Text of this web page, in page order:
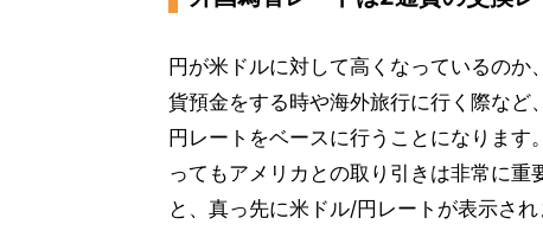
円が米ドルに対して高くなっているの
貨預金をする時や海外旅行に行く際な
円レートをベースに行うことになりま
ってもアメリカとの取り引きは非常に
と、真っ先に米ドル/円レートが表示され